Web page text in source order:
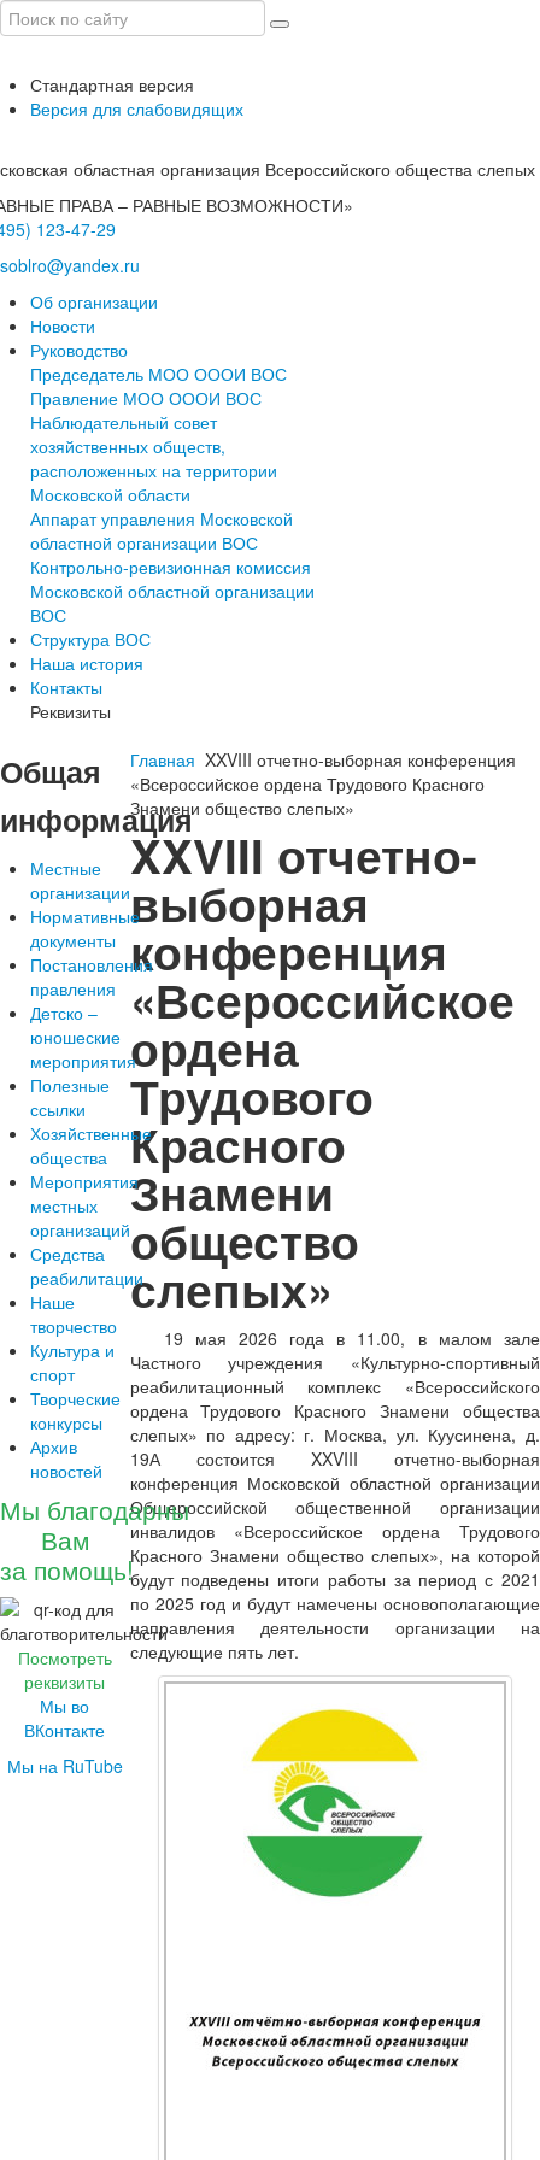
Стандартная версия
Версия для слабовидящих
областная организация Всероссийского общества слепых
ПРАВА – РАВНЫЕ ВОЗМОЖНОСТИ»
123-47-29
Об организации
Новости
Руководство
Председатель МОО ОООИ ВОС
Правление МОО ОООИ ВОС
Наблюдательный совет
хозяйственных обществ,
расположенных на территории
Московской области
Аппарат управления Московской
областной организации ВОС
Контрольно-ревизионная комиссия
Московской областной организации
ВОС
Структура ВОС
Наша история
Контакты
Реквизиты
Главная XXVIII отчетно-выборная конференция
«Всероссийское ордена Трудового Красного
Знамени общество слепых»
XXVIII отчетно-
выборная
конференция
«Всероссийское
ордена
Трудового
Красного
Знамени
общество
слепых»
19 мая 2026 года в 11.00, в малом зале
Частного учреждения «Культурно-спортивный
реабилитационный комплекс «Всероссийского
ордена Трудового Красного Знамени общества
слепых» по адресу: г. Москва, ул. Куусинена, д.
19А состоится XXVIII отчетно-выборная
конференция Московской областной организации
Общероссийской общественной организации
инвалидов «Всероссийское ордена Трудового
Красного Знамени общество слепых», на которой
будут подведены итоги работы за период с 2021
по 2025 год и будут намечены основополагающие
направления деятельности организации на
следующие пять лет.
Общая
информация
Местные
организации
Нормативные
документы
Постановления
правления
Детско –
юношеские
мероприятия
Полезные
ссылки
Хозяйственные
общества
Мероприятия
местных
организаций
Средства
реабилитации
Наше
творчество
Культура и
спорт
Творческие
конкурсы
Архив
новостей
Мы благодарны
Вам
за помощь!
Посмотреть
реквизиты
Мы во
ВКонтакте
Мы на RuTube